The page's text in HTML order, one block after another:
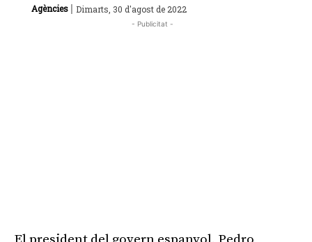
Agències | Dimarts, 30 d'agost de 2022
- Publicitat -